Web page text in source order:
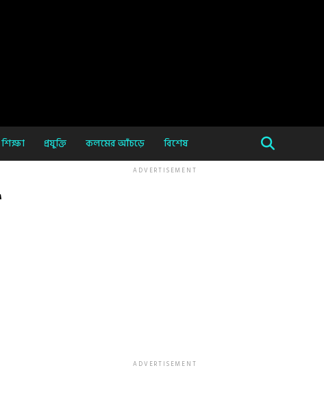
শিক্ষা প্রযুক্তি কলমের আঁচড়ে বিশেষ
ADVERTISEMENT
ADVERTISEMENT